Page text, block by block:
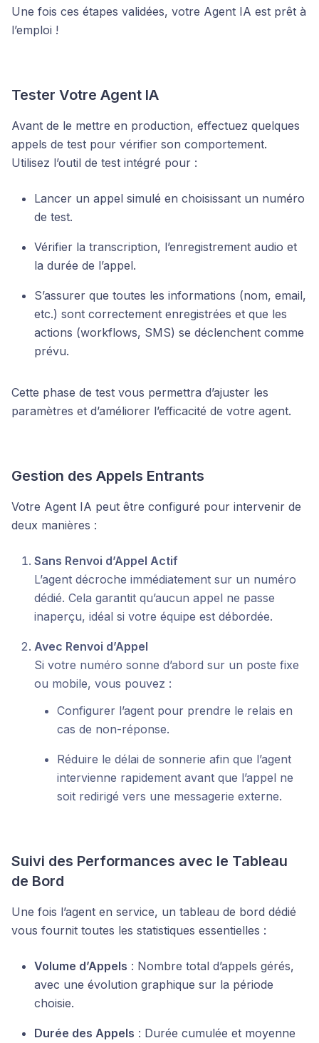
Une fois ces étapes validées, votre Agent IA est prêt à
l’emploi !
Tester Votre Agent IA
Avant de le mettre en production, effectuez quelques
appels de test pour vérifier son comportement.
Utilisez l’outil de test intégré pour :
Lancer un appel simulé en choisissant un numéro
de test.
Vérifier la transcription, l’enregistrement audio et
la durée de l’appel.
S’assurer que toutes les informations (nom, email,
etc.) sont correctement enregistrées et que les
actions (workflows, SMS) se déclenchent comme
prévu.
Cette phase de test vous permettra d’ajuster les
paramètres et d’améliorer l’efficacité de votre agent.
Gestion des Appels Entrants
Votre Agent IA peut être configuré pour intervenir de
deux manières :
Sans Renvoi d’Appel Actif
L’agent décroche immédiatement sur un numéro
dédié. Cela garantit qu’aucun appel ne passe
inaperçu, idéal si votre équipe est débordée.
Avec Renvoi d’Appel
Si votre numéro sonne d’abord sur un poste fixe
ou mobile, vous pouvez :
Configurer l’agent pour prendre le relais en
cas de non-réponse.
Réduire le délai de sonnerie afin que l’agent
intervienne rapidement avant que l’appel ne
soit redirigé vers une messagerie externe.
Suivi des Performances avec le Tableau
de Bord
Une fois l’agent en service, un tableau de bord dédié
vous fournit toutes les statistiques essentielles :
Volume d’Appels : Nombre total d’appels gérés,
avec une évolution graphique sur la période
choisie.
Durée des Appels : Durée cumulée et moyenne